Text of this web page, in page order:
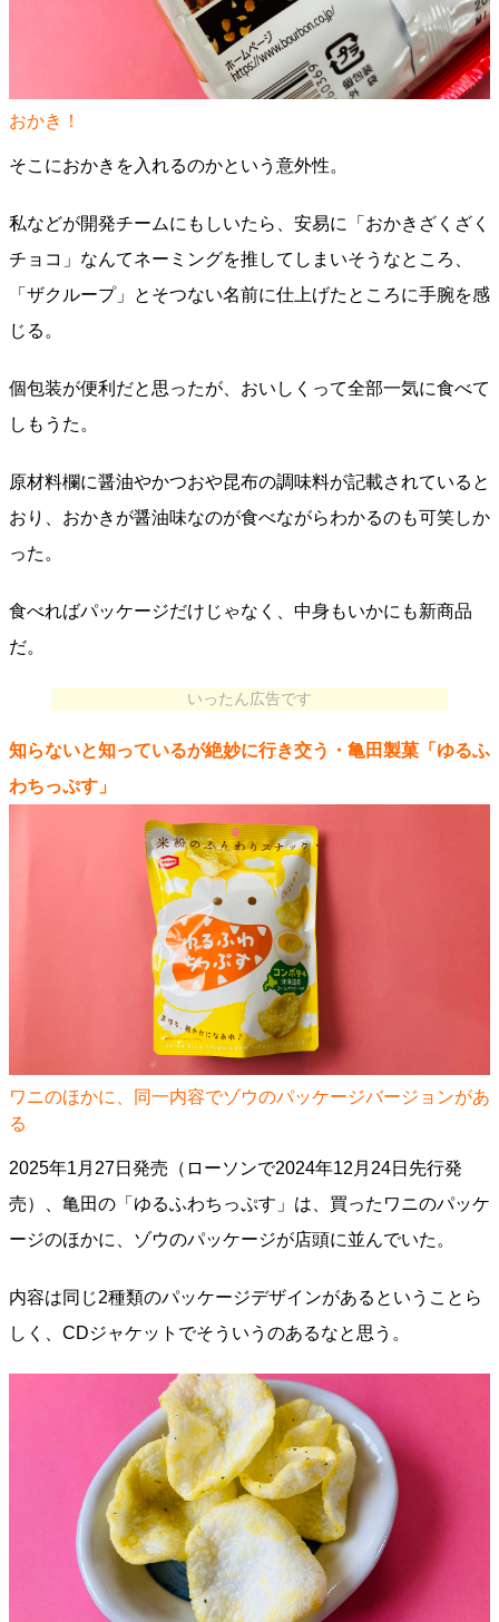
おかき！
そこにおかきを入れるのかという意外性。
私などが開発チームにもしいたら、安易に「おかきざくざく
チョコ」なんてネーミングを推してしまいそうなところ、
「ザクループ」とそつない名前に仕上げたところに手腕を感
じる。
個包装が便利だと思ったが、おいしくって全部一気に食べて
しもうた。
原材料欄に醤油やかつおや昆布の調味料が記載されていると
おり、おかきが醤油味なのが食べながらわかるのも可笑しか
った。
食べればパッケージだけじゃなく、中身もいかにも新商品
だ。
いったん広告です
知らないと知っているが絶妙に行き交う・亀田製菓「ゆるふ
わちっぷす」
ワニのほかに、同一内容でゾウのパッケージバージョンがあ
る
2025年1月27日発売（ローソンで2024年12月24日先行発
売）、亀田の「ゆるふわちっぷす」は、買ったワニのパッケ
ージのほかに、ゾウのパッケージが店頭に並んでいた。
内容は同じ2種類のパッケージデザインがあるということら
しく、CDジャケットでそういうのあるなと思う。